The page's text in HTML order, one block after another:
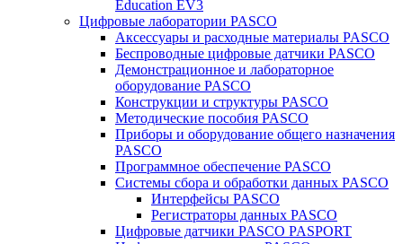
Education EV3
Цифровые лаборатории PASCO
Аксессуары и расходные материалы PASCO
Беспроводные цифровые датчики PASCO
Демонстрационное и лабораторное
оборудование PASCO
Конструкции и структуры PASCO
Методические пособия PASCO
Приборы и оборудование общего назначения
PASCO
Программное обеспечение PASCO
Системы сбора и обработки данных PASCO
Интерфейсы PASCO
Регистраторы данных PASCO
Цифровые датчики PASCO PASPORT